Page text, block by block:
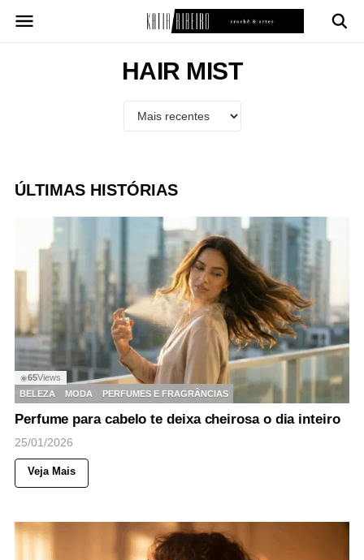
para
HAIR MIST
ÚLTIMAS HISTÓRIAS
◉65Views
BELEZA
MODA PERFUMES E FRAGRÂNCIAS
Perfume para cabelo te deixa cheirosa o dia inteiro
25/01/2026
Veja Mais